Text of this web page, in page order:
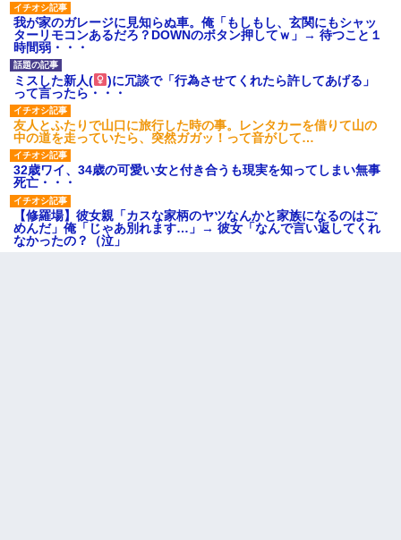
我が家のガレージに見知らぬ車。俺「もしもし、玄関にもシャッ
ターリモコンあるだろ？DOWNのボタン押してｗ」→ 待つこと１
時間弱・・・
ミスした新人(
)に冗談で「行為させてくれたら許してあげる」
って言ったら・・・
友人とふたりで山口に旅行した時の事。レンタカーを借りて山の
中の道を走っていたら、突然ガガッ！って音がして…
32歳ワイ、34歳の可愛い女と付き合うも現実を知ってしまい無事
死亡・・・
【修羅場】彼女親「カスな家柄のヤツなんかと家族になるのはご
めんだ」俺「じゃあ別れます…」→ 彼女「なんで言い返してくれ
なかったの？（泣」